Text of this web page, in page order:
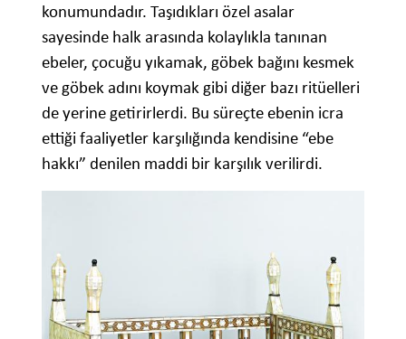
konumundadır. Taşıdıkları özel asalar
sayesinde halk arasında kolaylıkla tanınan
ebeler, çocuğu yıkamak, göbek bağını kesmek
ve göbek adını koymak gibi diğer bazı ritüelleri
de yerine getirirlerdi. Bu süreçte ebenin icra
ettiği faaliyetler karşılığında kendisine “ebe
hakkı” denilen maddi bir karşılık verilirdi.